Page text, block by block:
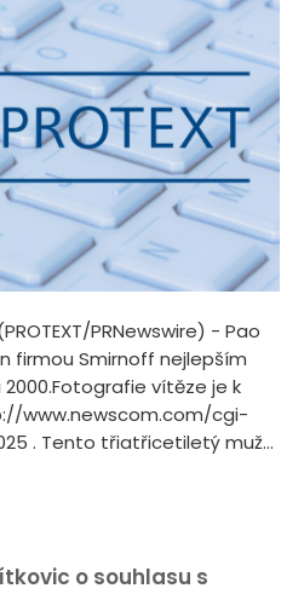
PRNewswire) - Pao
firmou Smirnoff nejlepším
vítěze je k
www.newscom.com/cgi-
. Tento třiatřicetiletý muž...
o souhlasu s